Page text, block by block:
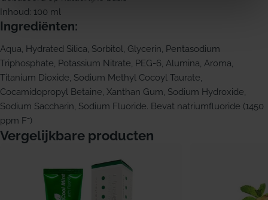
Inhoud: 100 ml
Ingrediënten:
Aqua, Hydrated Silica, Sorbitol, Glycerin, Pentasodium
Triphosphate, Potassium Nitrate, PEG-6, Alumina, Aroma,
Titanium Dioxide, Sodium Methyl Cocoyl Taurate,
Cocamidopropyl Betaine, Xanthan Gum, Sodium Hydroxide,
Sodium Saccharin, Sodium Fluoride. Bevat natriumfluoride (1450
ppm F⁻)
Vergelijkbare producten